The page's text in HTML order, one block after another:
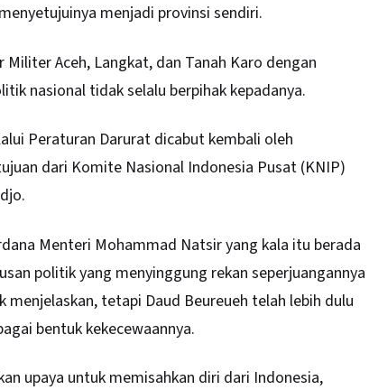
menjadi provinsi sendiri.
Aceh, Langkat, dan Tanah Karo dengan
nasional tidak selalu berpihak kepadanya.
Peraturan Darurat dicabut kembali oleh
dari Komite Nasional Indonesia Pusat (KNIP)
Menteri Mohammad Natsir yang kala itu berada
politik yang menyinggung rekan seperjuangannya
tetapi Daud Beureueh telah lebih dulu
bentuk kekecewaannya.
upaya untuk memisahkan diri dari Indonesia,